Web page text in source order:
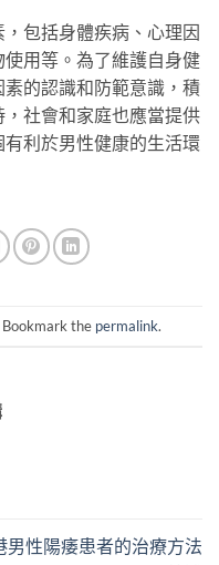
包括身體疾病、心理因
用等。為了維護自身健
的認識和防範意識，積
社會和家庭也應當提供
利於男性健康的生活環
Bookmark the permalink.
男性陽痿患者的治療方法